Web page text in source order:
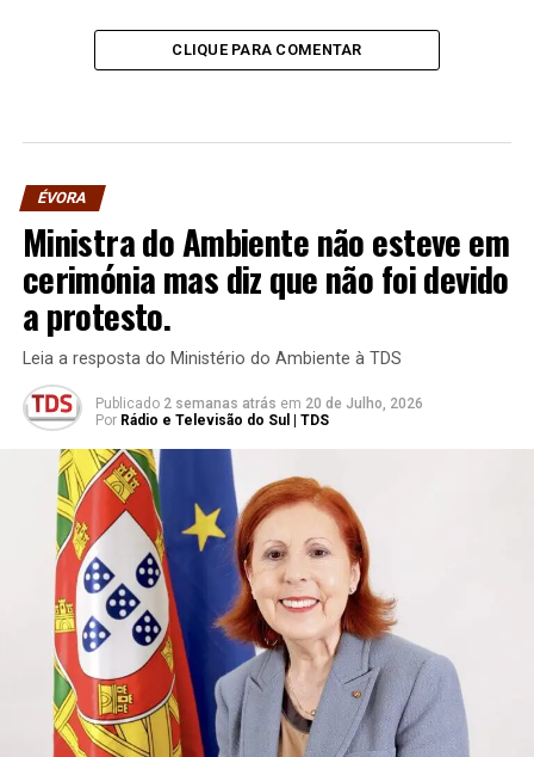
CLIQUE PARA COMENTAR
ÉVORA
Ministra do Ambiente não esteve em
cerimónia mas diz que não foi devido
a protesto.
Leia a resposta do Ministério do Ambiente à TDS
Publicado 2 semanas atrás em 20 de Julho, 2026
Por Rádio e Televisão do Sul | TDS